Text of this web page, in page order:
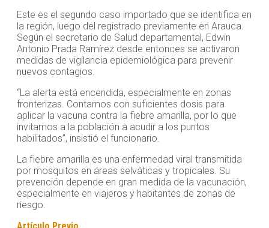
Este es el segundo caso importado que se identifica en
la región, luego del registrado previamente en Arauca.
Según el secretario de Salud departamental, Edwin
Antonio Prada Ramírez desde entonces se activaron
medidas de vigilancia epidemiológica para prevenir
nuevos contagios.
“La alerta está encendida, especialmente en zonas
fronterizas. Contamos con suficientes dosis para
aplicar la vacuna contra la fiebre amarilla, por lo que
invitamos a la población a acudir a los puntos
habilitados”, insistió el funcionario.
La fiebre amarilla es una enfermedad viral transmitida
por mosquitos en áreas selváticas y tropicales. Su
prevención depende en gran medida de la vacunación,
especialmente en viajeros y habitantes de zonas de
riesgo.